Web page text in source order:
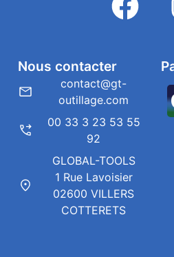
Nous contacter
contact@gt-
outillage.com
00 33 3 23 53 55
92
GLOBAL-TOOLS
1 Rue Lavoisier
02600 VILLERS
COTTERETS